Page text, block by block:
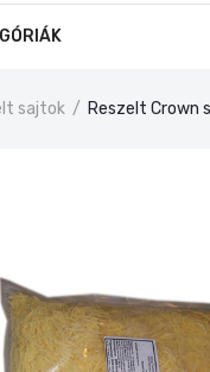
sajtok / Reszelt Crown